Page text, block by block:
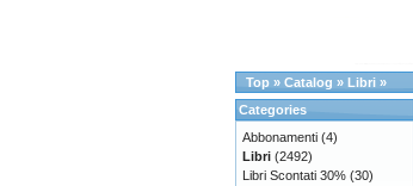
Top » Catalog » Libri »
Categories
Abbonamenti (4)
Libri (2492)
Libri Scontati 30% (30)